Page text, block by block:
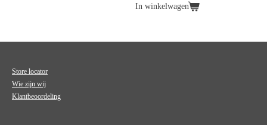
In winkelwagen
Store locator
Wie zijn wij
Klantbeoordeling